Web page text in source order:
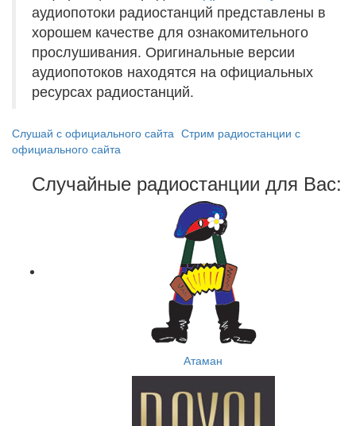
аудиопотоки радиостанций представлены в
хорошем качестве для ознакомительного
прослушивания. Оригинальные версии
аудиопотоков находятся на официальных
ресурсах радиостанций.
Слушай с официального сайта Стрим радиостанции с
официального сайта
Случайные радиостанции для Вас:
Атаман